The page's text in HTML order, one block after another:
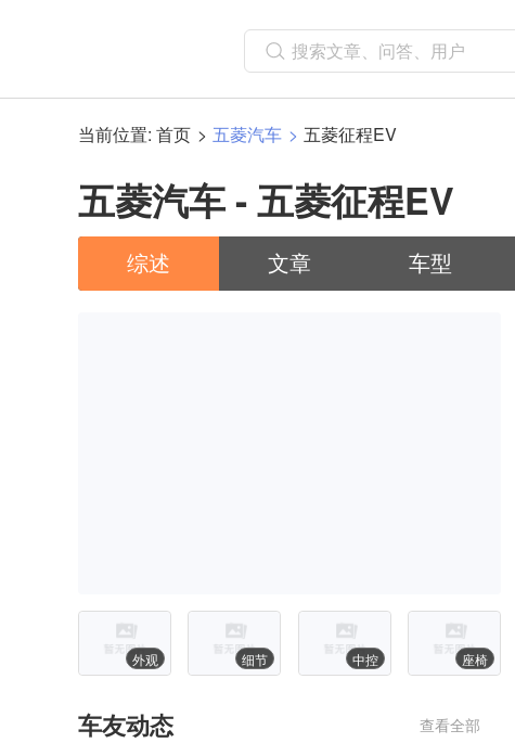
当前位置: 首页 五菱汽车 五菱征程EV
五菱汽车 - 五菱征程EV
综述 文章 车型
外观 细节 中控 座椅
车友动态 查看全部